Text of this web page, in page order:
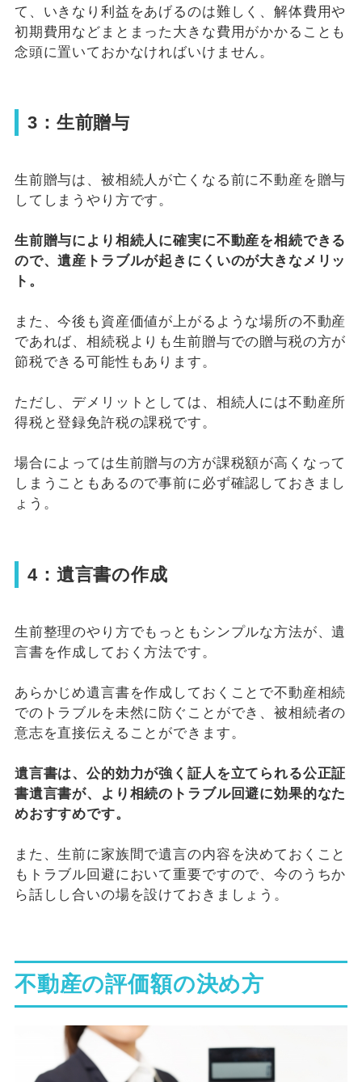
て、いきなり利益をあげるのは難しく、解体費用や
初期費用などまとまった大きな費用がかかることも
念頭に置いておかなければいけません。
3：生前贈与
生前贈与は、被相続人が亡くなる前に不動産を贈与
してしまうやり方です。
生前贈与により相続人に確実に不動産を相続できる
ので、遺産トラブルが起きにくいのが大きなメリッ
ト。
また、今後も資産価値が上がるような場所の不動産
であれば、相続税よりも生前贈与での贈与税の方が
節税できる可能性もあります。
ただし、デメリットとしては、相続人には不動産所
得税と登録免許税の課税です。
場合によっては生前贈与の方が課税額が高くなって
しまうこともあるので事前に必ず確認しておきまし
ょう。
4：遺言書の作成
生前整理のやり方でもっともシンプルな方法が、遺
言書を作成しておく方法です。
あらかじめ遺言書を作成しておくことで不動産相続
でのトラブルを未然に防ぐことができ、被相続者の
意志を直接伝えることができます。
遺言書は、公的効力が強く証人を立てられる公正証
書遺言書が、より相続のトラブル回避に効果的なた
めおすすめです。
また、生前に家族間で遺言の内容を決めておくこと
もトラブル回避において重要ですので、今のうちか
ら話しし合いの場を設けておきましょう。
不動産の評価額の決め方